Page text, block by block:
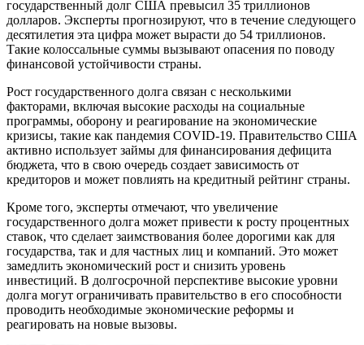
государственный долг США превысил 35 триллионов
долларов. Эксперты прогнозируют, что в течение следующего
десятилетия эта цифра может вырасти до 54 триллионов.
Такие колоссальные суммы вызывают опасения по поводу
финансовой устойчивости страны.
Рост государственного долга связан с несколькими
факторами, включая высокие расходы на социальные
программы, оборону и реагирование на экономические
кризисы, такие как пандемия COVID-19. Правительство США
активно использует займы для финансирования дефицита
бюджета, что в свою очередь создает зависимость от
кредиторов и может повлиять на кредитный рейтинг страны.
Кроме того, эксперты отмечают, что увеличение
государственного долга может привести к росту процентных
ставок, что сделает заимствования более дорогими как для
государства, так и для частных лиц и компаний. Это может
замедлить экономический рост и снизить уровень
инвестиций. В долгосрочной перспективе высокие уровни
долга могут ограничивать правительство в его способности
проводить необходимые экономические реформы и
реагировать на новые вызовы.